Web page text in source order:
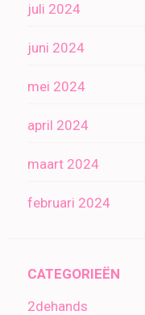
juli 2024
juni 2024
mei 2024
april 2024
maart 2024
februari 2024
CATEGORIEËN
2dehands